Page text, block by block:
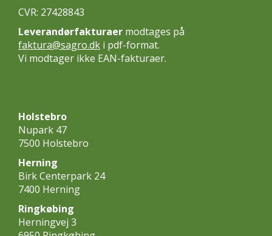
CVR: 27428843
Leverandørfakturaer modtages på
faktura@sagro.dk i pdf-format.
Vi modtager ikke EAN-fakturaer.
Holstebro
Nupark 47
7500 Holstebro
Herning
Birk Centerpark 24
7400 Herning
Ringkøbing
Herningvej 3